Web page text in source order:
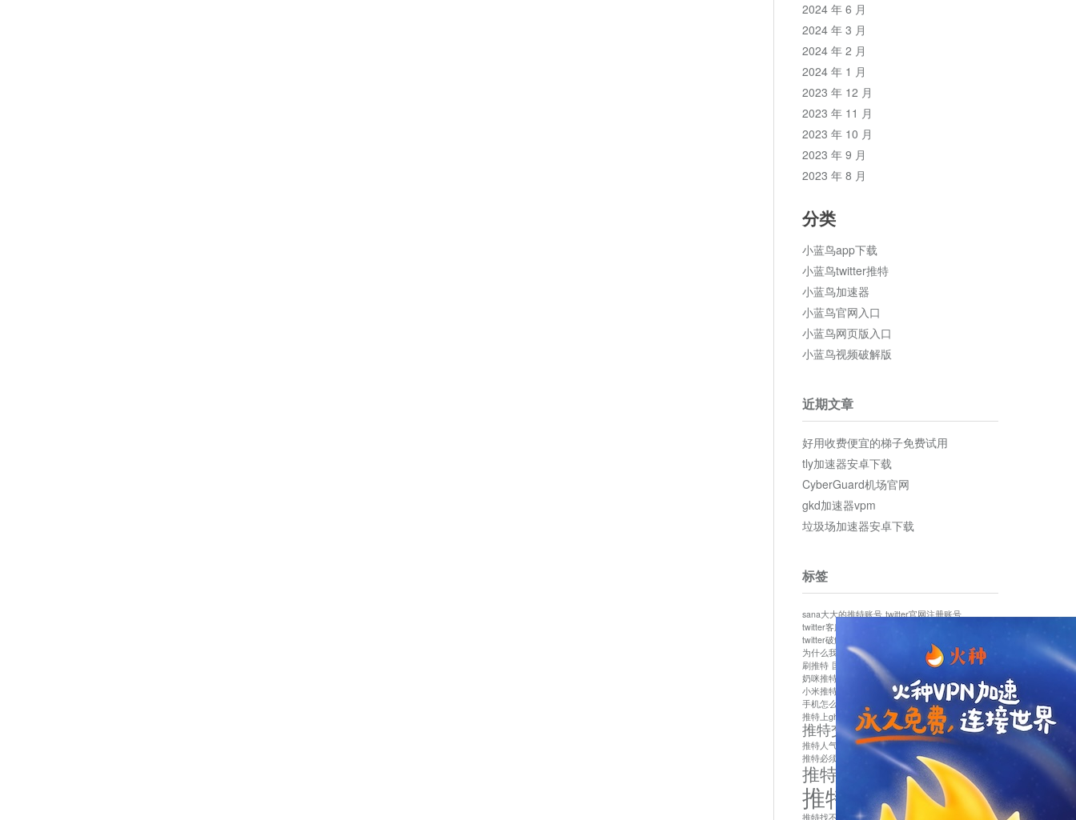
2024 年 6 月
2024 年 3 月
2024 年 2 月
2024 年 1 月
2023 年 12 月
2023 年 11 月
2023 年 10 月
2023 年 9 月
2023 年 8 月
分类
小蓝鸟app下载
小蓝鸟twitter推特
小蓝鸟加速器
小蓝鸟官网入口
小蓝鸟网页版入口
小蓝鸟视频破解版
近期文章
好用收费便宜的梯子免费试用
tly加速器安卓下载
CyberGuard机场官网
gkd加速器vpm
垃圾场加速器安卓下载
标签
sana大大的推特账号 twitter官网注册账号
twitter客服
twitter破解版下载
为什么我推特无法保存设置
作者sana推特是什么
刷推特 国内为什么不能用twitter 国内能用twitter吗
奶咪推特
如何找回推特密码
小米推特闪退是怎么回事 怎么看推特上的视频
手机怎么注册推特账号
推特devil
推特上ghs的女博主
推特交友软件app下载
推特人气萌货小蔡头喵喵喵 推特实名制
推特必须用外网吗
推特怎么取消关联手机号
推特怎么看敏感内容苹果
推特找不到账号 推特注册必须要手机号